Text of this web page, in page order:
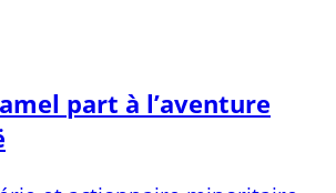
part à l’aventure